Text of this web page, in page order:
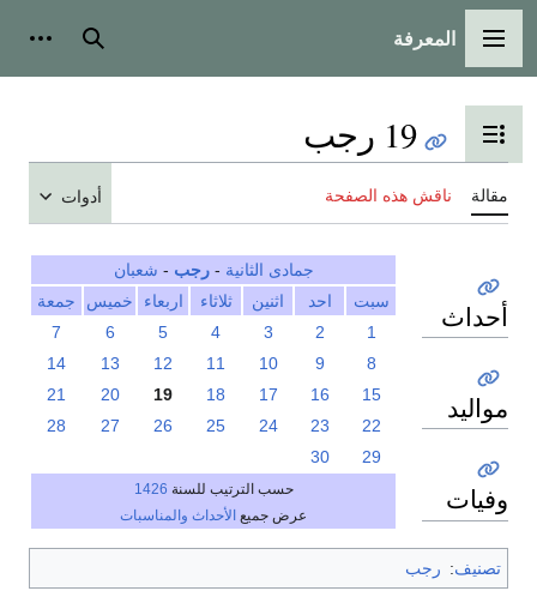
القائمة الرئيسية
المعرفة بحث
تبديل عرض جدول المحتويات
19 رجب
مقالة ناقش هذه الصفحة أدوات
جمادى الثانية -رجب - شعبان
سبت
احد اثنين ثلاثاء اربعاء خميس
جمعة
1
2
3
4
5
6
7
8
9
10
11
12
13
14
15
16
17
18
19
20
21
22
23
24
25
26
27
28
29
30
حسب الترتيب للسنة 1426
عرض جميع الأحداث والمناسبات
أحداث
مواليد
وفيات
تصنيف: رجب